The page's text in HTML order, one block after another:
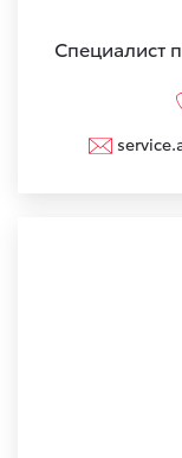
Специалист